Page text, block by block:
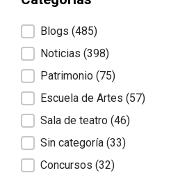
Categorías
Blogs (485)
Noticias (398)
Patrimonio (75)
Escuela de Artes (57)
Sala de teatro (46)
Sin categoría (33)
Concursos (32)